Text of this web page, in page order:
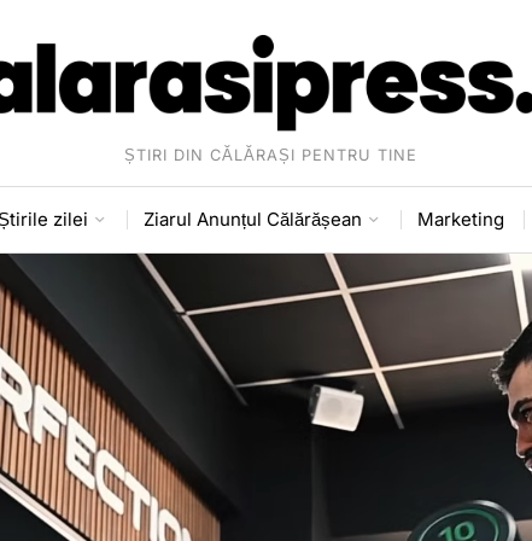
ȘTIRI DIN CĂLĂRAȘI PENTRU TINE
zilei Ziarul Anunțul Călărășean Marketing